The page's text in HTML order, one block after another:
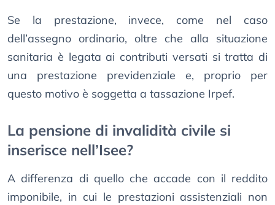
Se la prestazione, invece, come nel caso
dell’assegno ordinario, oltre che alla situazione
sanitaria è legata ai contributi versati si tratta di
una prestazione previdenziale e, proprio per
questo motivo è soggetta a tassazione Irpef.
La pensione di invalidità civile si
inserisce nell’Isee?
A differenza di quello che accade con il reddito
imponibile, in cui le prestazioni assistenziali non